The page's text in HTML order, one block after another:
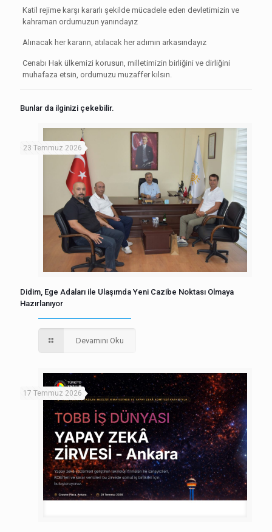
Katil rejime karşı kararlı şekilde mücadele eden devletimizin ve
kahraman ordumuzun yanındayız
Alınacak her kararın, atılacak her adımın arkasındayız
Cenabı Hak ülkemizi korusun, milletimizin birliğini ve dirliğini
muhafaza etsin, ordumuzu muzaffer kılsın.
Bunlar da ilginizi çekebilir.
23 Temmuz 2026
Didim, Ege Adaları ile Ulaşımda Yeni Cazibe Noktası Olmaya
Hazırlanıyor
Devamını Oku
17 Temmuz 2026